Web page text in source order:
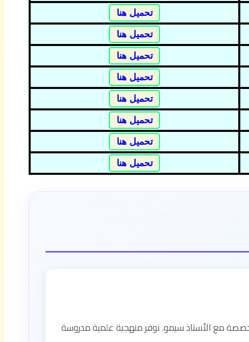
تحميل هنا
تحميل هنا
تحميل هنا
تحميل هنا
تحميل هنا
تحميل هنا
تحميل هنا
تحميل هنا
مع الأستاذ سيمو. نوفر منهجية علمية مدروسة